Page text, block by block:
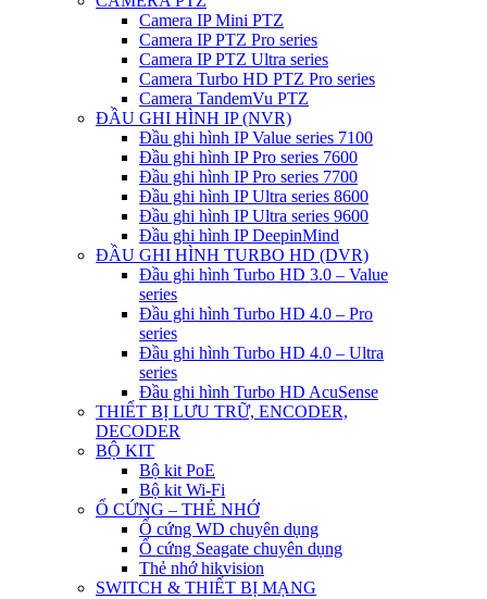
Camera IP Mini PTZ
Camera IP PTZ Pro series
Camera IP PTZ Ultra series
Camera Turbo HD PTZ Pro series
Camera TandemVu PTZ
ĐẦU GHI HÌNH IP (NVR)
Đầu ghi hình IP Value series 7100
Đầu ghi hình IP Pro series 7600
Đầu ghi hình IP Pro series 7700
Đầu ghi hình IP Ultra series 8600
Đầu ghi hình IP Ultra series 9600
Đầu ghi hình IP DeepinMind
ĐẦU GHI HÌNH TURBO HD (DVR)
Đầu ghi hình Turbo HD 3.0 – Value
series
Đầu ghi hình Turbo HD 4.0 – Pro
series
Đầu ghi hình Turbo HD 4.0 – Ultra
series
Đầu ghi hình Turbo HD AcuSense
THIẾT BỊ LƯU TRỮ, ENCODER,
DECODER
BỘ KIT
Bộ kit PoE
Bộ kit Wi-Fi
Ổ CỨNG – THẺ NHỚ
Ổ cứng WD chuyên dụng
Ổ cứng Seagate chuyên dụng
Thẻ nhớ hikvision
SWITCH & THIẾT BỊ MẠNG